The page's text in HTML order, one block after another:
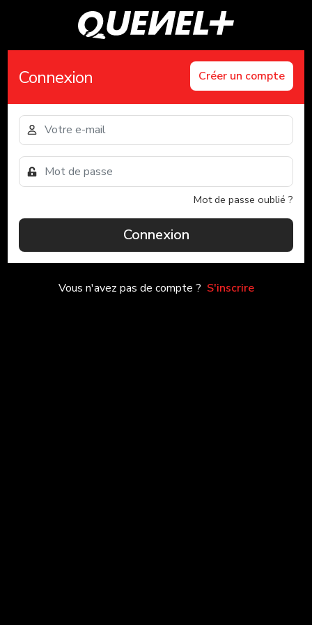
Connexion Créer un compte
Mot de passe oublié ?
Connexion
Vous n'avez pas de compte ? S'inscrire